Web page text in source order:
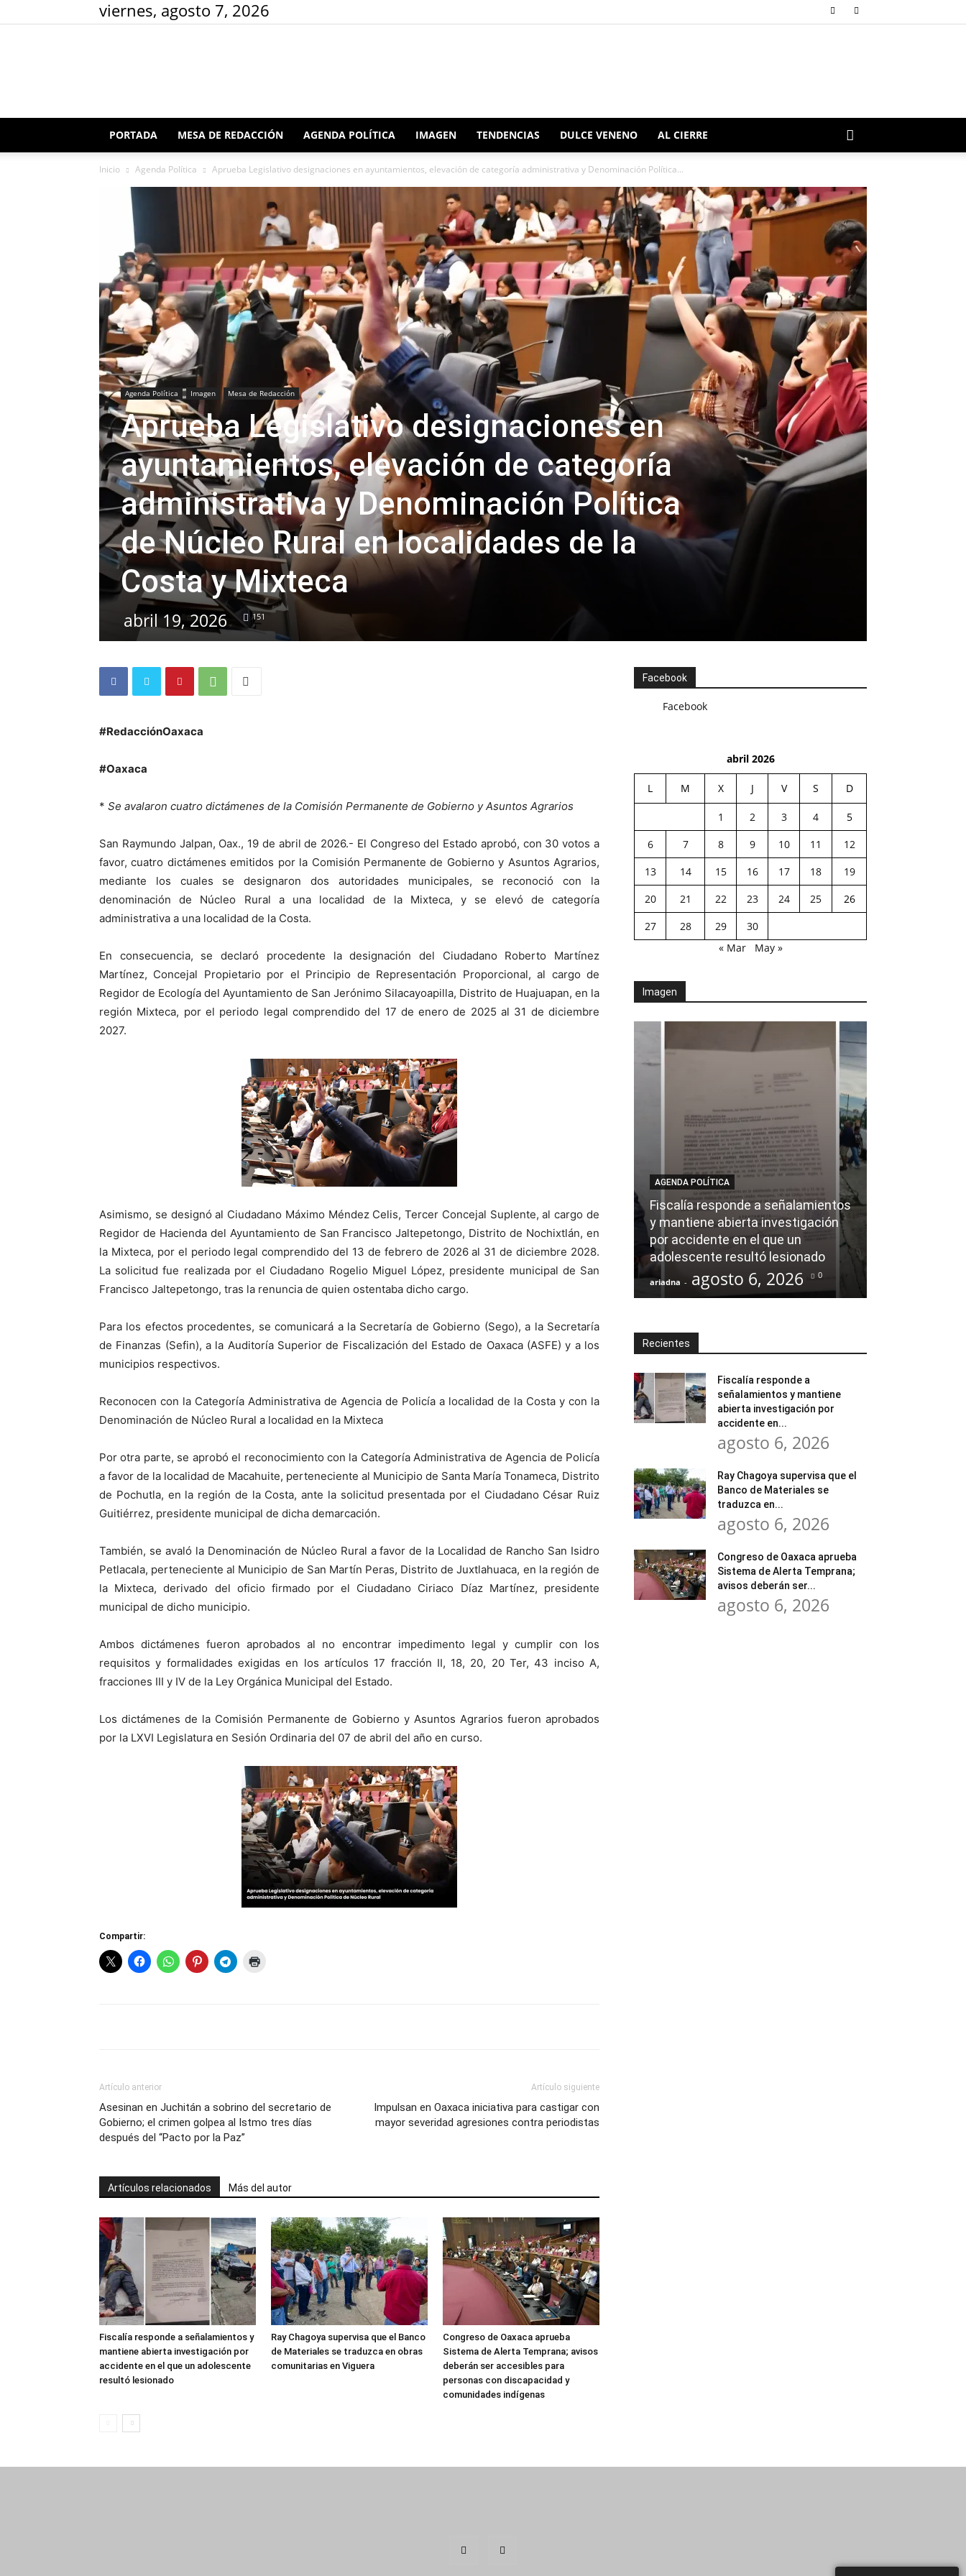
viernes, agosto 7, 2026
Redacción
Oaxaca
PORTADA MESA DE REDACCIÓN AGENDA POLÍTICA IMAGEN TENDENCIAS DULCE VENENO AL CIERRE
Inicio Agenda Política Aprueba Legislativo designaciones en ayuntamientos, elevación de categoría administrativa y Denominación Política...
Agenda Política Imagen Mesa de Redacción
Aprueba Legislativo designaciones en
ayuntamientos, elevación de categoría
administrativa y Denominación Política
de Núcleo Rural en localidades de la
Costa y Mixteca
abril 19, 2026 151
#RedacciónOaxaca
#Oaxaca
* Se avalaron cuatro dictámenes de la Comisión Permanente de Gobierno y Asuntos Agrarios
San Raymundo Jalpan, Oax., 19 de abril de 2026.- El Congreso del Estado aprobó, con 30 votos a
favor, cuatro dictámenes emitidos por la Comisión Permanente de Gobierno y Asuntos Agrarios,
mediante los cuales se designaron dos autoridades municipales, se reconoció con la
denominación de Núcleo Rural a una localidad de la Mixteca, y se elevó de categoría
administrativa a una localidad de la Costa.
En consecuencia, se declaró procedente la designación del Ciudadano Roberto Martínez
Martínez, Concejal Propietario por el Principio de Representación Proporcional, al cargo de
Regidor de Ecología del Ayuntamiento de San Jerónimo Silacayoapilla, Distrito de Huajuapan, en la
región Mixteca, por el periodo legal comprendido del 17 de enero de 2025 al 31 de diciembre
2027.
Asimismo, se designó al Ciudadano Máximo Méndez Celis, Tercer Concejal Suplente, al cargo de
Regidor de Hacienda del Ayuntamiento de San Francisco Jaltepetongo, Distrito de Nochixtlán, en
la Mixteca, por el periodo legal comprendido del 13 de febrero de 2026 al 31 de diciembre 2028.
La solicitud fue realizada por el Ciudadano Rogelio Miguel López, presidente municipal de San
Francisco Jaltepetongo, tras la renuncia de quien ostentaba dicho cargo.
Para los efectos procedentes, se comunicará a la Secretaría de Gobierno (Sego), a la Secretaría
de Finanzas (Sefin), a la Auditoría Superior de Fiscalización del Estado de Oaxaca (ASFE) y a los
municipios respectivos.
Reconocen con la Categoría Administrativa de Agencia de Policía a localidad de la Costa y con la
Denominación de Núcleo Rural a localidad en la Mixteca
Por otra parte, se aprobó el reconocimiento con la Categoría Administrativa de Agencia de Policía
a favor de la localidad de Macahuite, perteneciente al Municipio de Santa María Tonameca, Distrito
de Pochutla, en la región de la Costa, ante la solicitud presentada por el Ciudadano César Ruiz
Guitiérrez, presidente municipal de dicha demarcación.
También, se avaló la Denominación de Núcleo Rural a favor de la Localidad de Rancho San Isidro
Petlacala, perteneciente al Municipio de San Martín Peras, Distrito de Juxtlahuaca, en la región de
la Mixteca, derivado del oficio firmado por el Ciudadano Ciriaco Díaz Martínez, presidente
municipal de dicho municipio.
Ambos dictámenes fueron aprobados al no encontrar impedimento legal y cumplir con los
requisitos y formalidades exigidas en los artículos 17 fracción II, 18, 20, 20 Ter, 43 inciso A,
fracciones III y IV de la Ley Orgánica Municipal del Estado.
Los dictámenes de la Comisión Permanente de Gobierno y Asuntos Agrarios fueron aprobados
por la LXVI Legislatura en Sesión Ordinaria del 07 de abril del año en curso.
Compartir:
Artículo anterior
Asesinan en Juchitán a sobrino del secretario de
Gobierno; el crimen golpea al Istmo tres días
después del “Pacto por la Paz”
Artículo siguiente
Impulsan en Oaxaca iniciativa para castigar con
mayor severidad agresiones contra periodistas
Artículos relacionados Más del autor
Fiscalía responde a señalamientos y
mantiene abierta investigación por
accidente en el que un adolescente
resultó lesionado
Ray Chagoya supervisa que el Banco
de Materiales se traduzca en obras
comunitarias en Viguera
Congreso de Oaxaca aprueba
Sistema de Alerta Temprana; avisos
deberán ser accesibles para
personas con discapacidad y
comunidades indígenas
Facebook
Facebook
abril 2026
L M X J V S D
1 2 3 4
5
6
7 8 9 10 11
12
13
14 15 16 17 18
19
20
21 22 23 24 25
26
27
28 29
30
« Mar
May »
Imagen
AGENDA POLÍTICA
Fiscalía responde a señalamientos
y mantiene abierta investigación
por accidente en el que un
adolescente resultó lesionado
ariadna - agosto 6, 2026 0
Recientes
Fiscalía responde a
señalamientos y mantiene
abierta investigación por
accidente en...
agosto 6, 2026
Ray Chagoya supervisa que el
Banco de Materiales se
traduzca en...
agosto 6, 2026
Congreso de Oaxaca aprueba
Sistema de Alerta Temprana;
avisos deberán ser...
agosto 6, 2026